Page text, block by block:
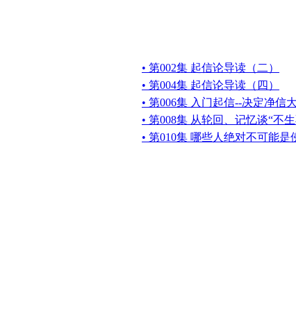
• 第002集 起信论导读（二）
• 第004集 起信论导读（四）
• 第006集 入门起信--决定净信
• 第008集 从轮回、记忆谈“不
• 第010集 哪些人绝对不可能是